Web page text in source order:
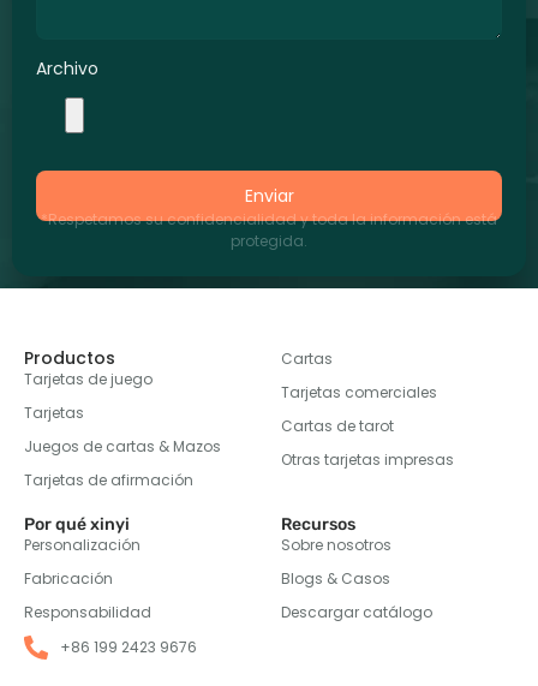
Archivo
Enviar
*Respetamos su confidencialidad y toda la información está
protegida.
Productos
Tarjetas de juego
Tarjetas
Juegos de cartas & Mazos
Tarjetas de afirmación
Cartas
Tarjetas comerciales
Cartas de tarot
Otras tarjetas impresas
Por qué xinyi
Personalización
Fabricación
Responsabilidad
Recursos
Sobre nosotros
Blogs & Casos
Descargar catálogo
+86 199 2423 9676